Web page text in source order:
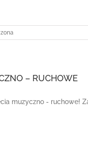
– RUCHOWE
muzyczno - ruchowe!